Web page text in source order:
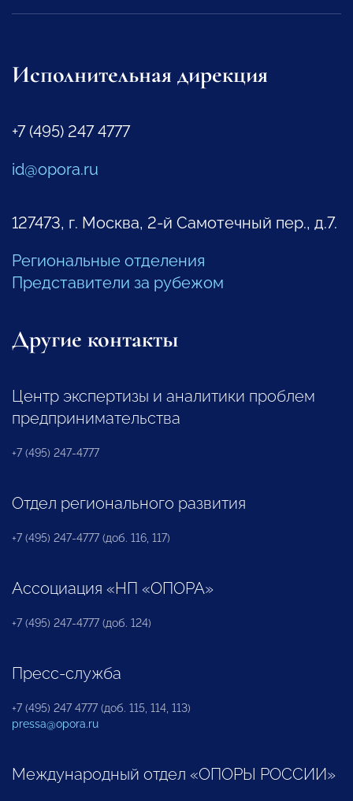
Исполнительная дирекция
+7 (495) 247 4777
id@opora.ru
127473, г. Москва, 2-й Самотечный пер., д.7.
Региональные отделения
Представители за рубежом
Другие контакты
Центр экспертизы и аналитики проблем
предпринимательства
+7 (495) 247-4777
Отдел регионального развития
+7 (495) 247-4777 (доб. 116, 117)
Ассоциация «НП «ОПОРА»
+7 (495) 247-4777 (доб. 124)
Пресс-служба
+7 (495) 247 4777 (доб. 115, 114, 113)
pressa@opora.ru
Международный отдел «ОПОРЫ РОССИИ»